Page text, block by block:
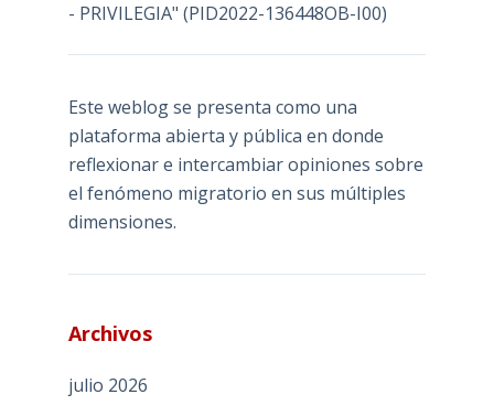
- PRIVILEGIA" (PID2022-136448OB-I00)
Este weblog se presenta como una
plataforma abierta y pública en donde
reflexionar e intercambiar opiniones sobre
el fenómeno migratorio en sus múltiples
dimensiones.
Archivos
julio 2026